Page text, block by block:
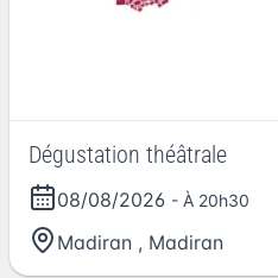
Dégustation théâtrale
08/08/2026 - À 20h30
Madiran , Madiran